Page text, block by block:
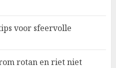
voor sfeervolle
rotan en riet niet